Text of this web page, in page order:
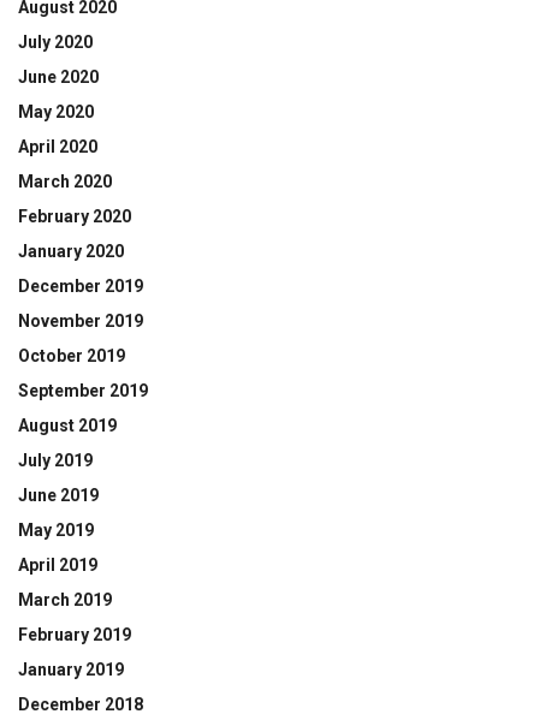
August 2020
July 2020
June 2020
May 2020
April 2020
March 2020
February 2020
January 2020
December 2019
November 2019
October 2019
September 2019
August 2019
July 2019
June 2019
May 2019
April 2019
March 2019
February 2019
January 2019
December 2018